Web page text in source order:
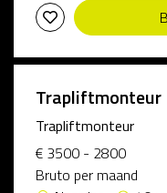
Trapliftmonteur
Trapliftmonteur
€ 3500 - 2800
Bruto per maand